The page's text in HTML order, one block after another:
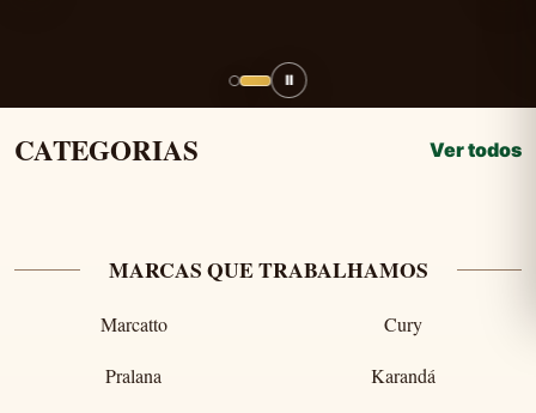
Ⅱ
CATEGORIAS Ver todos
MARCAS QUE TRABALHAMOS
Marcatto Cury
Pralana Karandá